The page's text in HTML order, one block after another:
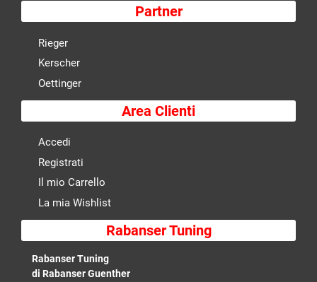
Partner
Rieger
Kerscher
Oettinger
Area Clienti
Accedi
Registrati
Il mio Carrello
La mia Wishlist
Rabanser Tuning
Rabanser Tuning
di Rabanser Guenther